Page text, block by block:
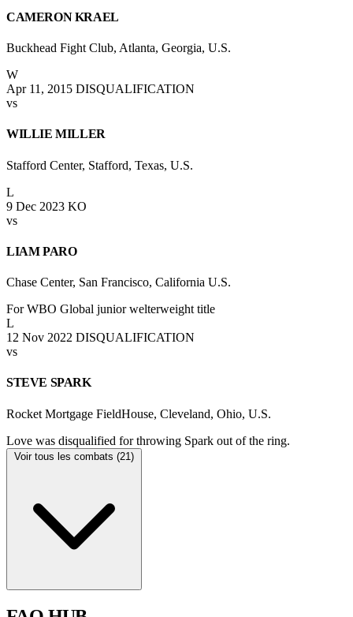
CAMERON KRAEL
Buckhead Fight Club, Atlanta, Georgia, U.S.
W
Apr 11, 2015 DISQUALIFICATION
vs
WILLIE MILLER
Stafford Center, Stafford, Texas, U.S.
L
9 Dec 2023 KO
vs
LIAM PARO
Chase Center, San Francisco, California U.S.
For WBO Global junior welterweight title
L
12 Nov 2022 DISQUALIFICATION
vs
STEVE SPARK
Rocket Mortgage FieldHouse, Cleveland, Ohio, U.S.
Love was disqualified for throwing Spark out of the ring.
Voir tous les combats (21)